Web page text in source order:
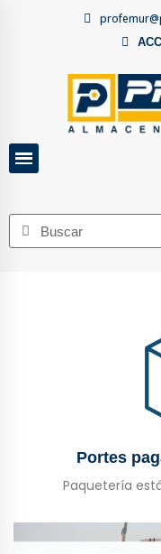
Portes
Paquetería